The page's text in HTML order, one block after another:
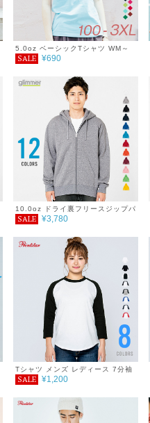
5.0oz ベーシックTシャツ WM～
WL
SALE ¥690
10.0oz ドライ裏フリースジップパ
ーカー
SALE ¥3,780
Tシャツ メンズ レディース 7分袖
5.6oz ヘビーウェイトベースボー
SALE ¥1,200